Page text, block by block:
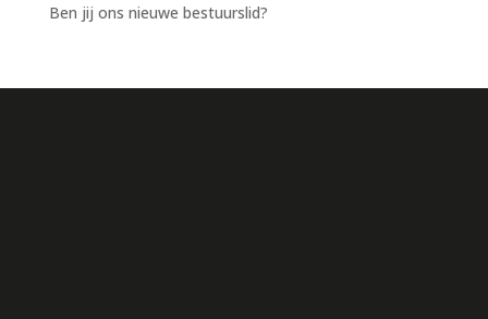
Ben jij ons nieuwe bestuurslid?